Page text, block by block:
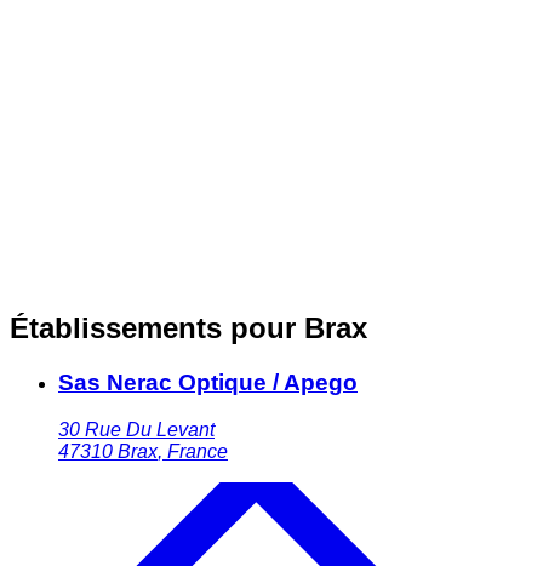
Établissements pour Brax
Sas Nerac Optique / Apego
30 Rue Du Levant
47310 Brax, France